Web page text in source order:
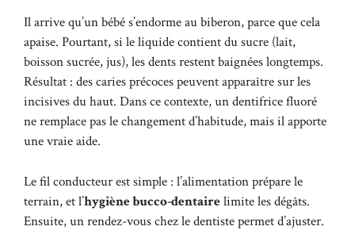
Il arrive qu’un bébé s’endorme au biberon, parce que cela
apaise. Pourtant, si le liquide contient du sucre (lait,
boisson sucrée, jus), les dents restent baignées longtemps.
Résultat : des caries précoces peuvent apparaître sur les
incisives du haut. Dans ce contexte, un dentifrice fluoré
ne remplace pas le changement d’habitude, mais il apporte
une vraie aide.
Le fil conducteur est simple : l’alimentation prépare le
terrain, et l’hygiène bucco-dentairelimite les dégâts.
Ensuite, un rendez-vous chez le dentiste permet d’ajuster.